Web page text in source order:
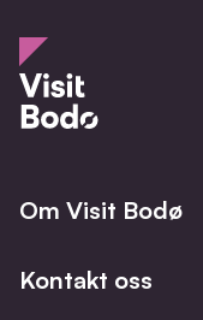
Om Visit Bodø
Kontakt oss